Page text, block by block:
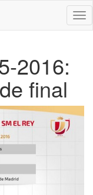
2016:
final